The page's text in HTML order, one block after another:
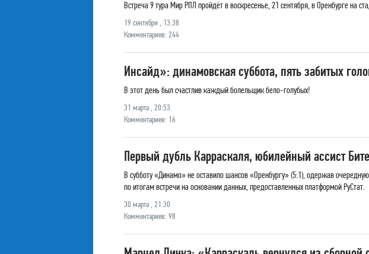
Встреча 9 тура Мир РПЛ пройдёт в воскресенье, 21 сентября, в Оренбурге на
19 сентября , 13:38
Комментариев: 244
Инсайд»: динамовская суббота, пять забитых
В этот день был счастлив каждый болельщик бело-голубых!
31 марта , 20:53
Комментариев: 16
Первый дубль Карраскаля, юбилейный ассист
В субботу «Динамо» не оставило шансов «Оренбургу» (5:1), одержав
по итогам встречи на основании данных, предоставленных платформой РуСтат.
30 марта , 21:30
Комментариев: 98